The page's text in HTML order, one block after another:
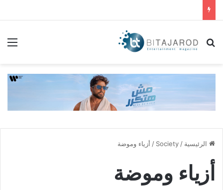
بحث عن
الرئيسية /
Society
/ أزياء وموضة
أزياء وموضة